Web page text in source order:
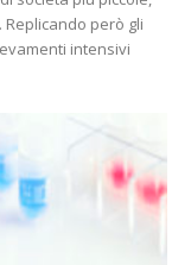
però gli
intensivi